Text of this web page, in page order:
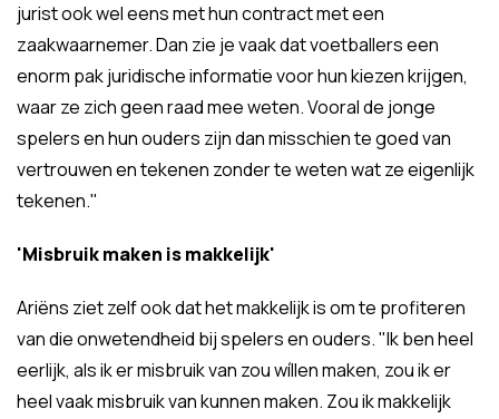
jurist ook wel eens met hun contract met een
zaakwaarnemer. Dan zie je vaak dat voetballers een
enorm pak juridische informatie voor hun kiezen krijgen,
waar ze zich geen raad mee weten. Vooral de jonge
spelers en hun ouders zijn dan misschien te goed van
vertrouwen en tekenen zonder te weten wat ze eigenlijk
tekenen."
'Misbruik maken is makkelijk'
Ariëns ziet zelf ook dat het makkelijk is om te profiteren
van die onwetendheid bij spelers en ouders. "Ik ben heel
eerlijk, als ik er misbruik van zou wíllen maken, zou ik er
heel vaak misbruik van kunnen maken. Zou ik makkelijk